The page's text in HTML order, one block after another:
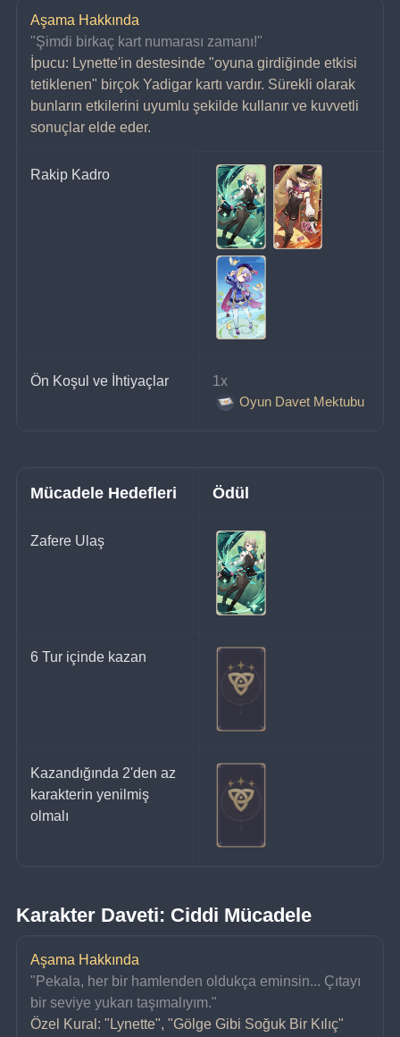
Aşama Hakkında
"Şimdi birkaç kart numarası zamanı!"
İpucu: Lynette'in destesinde "oyuna girdiğinde etkisi
tetiklenen" birçok Yadigar kartı vardır. Sürekli olarak
bunların etkilerini uyumlu şekilde kullanır ve kuvvetli
sonuçlar elde eder.
Rakip Kadro
Ön Koşul ve İhtiyaçlar
1x
Oyun Davet Mektubu
Mücadele Hedefleri Ödül
Zafere Ulaş
6 Tur içinde kazan
Kazandığında 2'den az
karakterin yenilmiş
olmalı
Karakter Daveti: Ciddi Mücadele
Aşama Hakkında
"Pekala, her bir hamlenden oldukça eminsin... Çıtayı
bir seviye yukarı taşımalıyım."
Özel Kural: "Lynette", "Gölge Gibi Soğuk Bir Kılıç"